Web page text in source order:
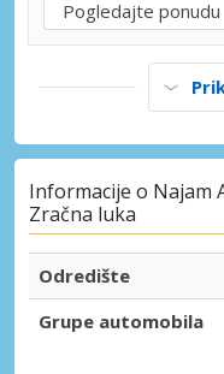
Pogledajte ponudu
Informacije o Najam
Zračna luka
Odredište
Grupe automobila